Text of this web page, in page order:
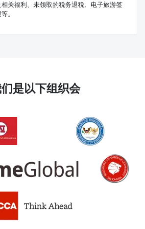
关福利、未领取的税务退税、电子旅游签
。
是以下组织会